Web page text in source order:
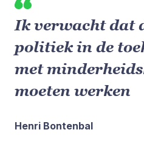
Ik verwacht dat
politiek in de
met
moeten werken
Henri Bontenbal